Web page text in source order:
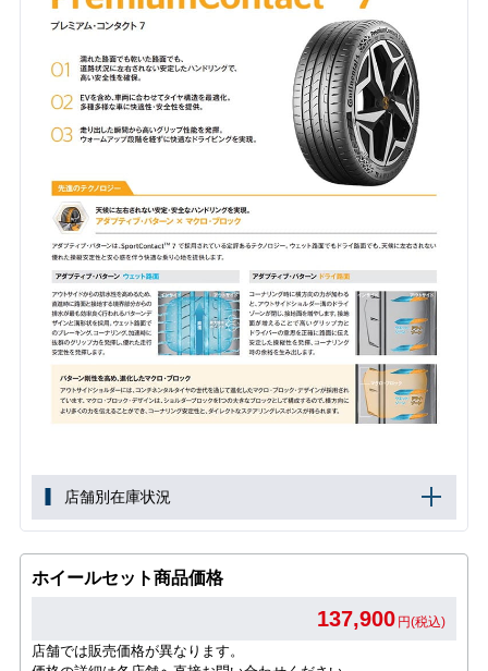
店舗別在庫状況
ホイールセット商品価格
137,900 円(税込)
店舗では販売価格が異なります。